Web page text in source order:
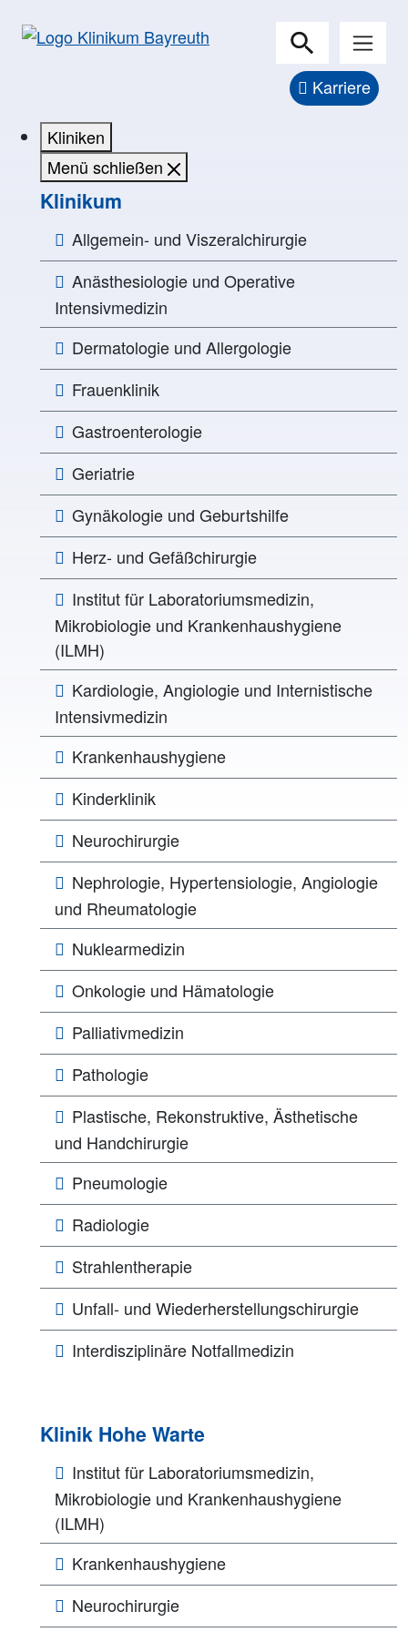
Karriere
Kliniken
Menü schließen
Klinikum
Allgemein- und Viszeralchirurgie
Anästhesiologie und Operative
Intensivmedizin
Dermatologie und Allergologie
Frauenklinik
Gastroenterologie
Geriatrie
Gynäkologie und Geburtshilfe
Herz- und Gefäßchirurgie
Institut für Laboratoriumsmedizin,
Mikrobiologie und Krankenhaushygiene
(ILMH)
Kardiologie, Angiologie und Internistische
Intensivmedizin
Krankenhaushygiene
Kinderklinik
Neurochirurgie
Nephrologie, Hypertensiologie, Angiologie
und Rheumatologie
Nuklearmedizin
Onkologie und Hämatologie
Palliativmedizin
Pathologie
Plastische, Rekonstruktive, Ästhetische
und Handchirurgie
Pneumologie
Radiologie
Strahlentherapie
Unfall- und Wiederherstellungschirurgie
Interdisziplinäre Notfallmedizin
Klinik Hohe Warte
Institut für Laboratoriumsmedizin,
Mikrobiologie und Krankenhaushygiene
(ILMH)
Krankenhaushygiene
Neurochirurgie